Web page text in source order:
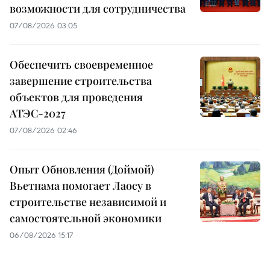
возможности для сотрудничества
07/08/2026 03:05
Обеспечить своевременное
завершение строительства
объектов для проведения
АТЭС-2027
07/08/2026 02:46
Опыт Обновления (Доймой)
Вьетнама помогает Лаосу в
строительстве независимой и
самостоятельной экономики
06/08/2026 15:17